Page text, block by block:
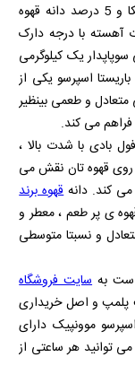
.این قهوه حاوی ترکیب 95 درصد دانه قهوه عربیکا و 5 درصد دانه قهوه
با درجه دارک
یک کیلوگرمی
اسپرسو یکی از
و طعمی بینظیر
می‌ کند.
بادی با شدت بالا ،
روی قهوه تان نقش می
می کند. دانهقهوه برند
ی پر طعم ، معطر و
و نسبتا متوسطی
به سایت فروشگاه
پلمپ و اصل خریداری
موونپیک دارای
توانید هر ساعتی از